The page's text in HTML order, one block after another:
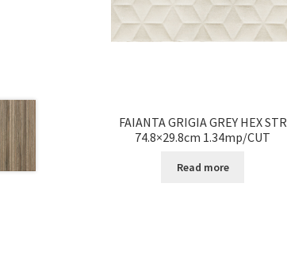
FAIANTA GRIGIA GREY HEX STR
74.8×29.8cm 1.34mp/CUT
Read more